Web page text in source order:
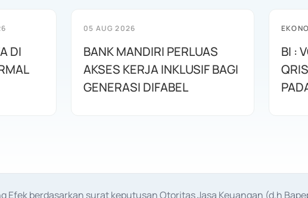
DI
05 AUG 2026
BANK MANDIRI PERLUAS
AKSES KERJA INKLUSIF BAGI
GENERASI DIFABEL
BI :
berdasarkan surat keputusan Otoritas Jasa Keuangan (d.h